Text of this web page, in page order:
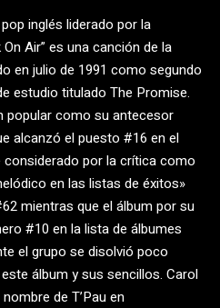
inglés liderado por la
Air” es una canción de la
en julio de 1991 como segundo
estudio titulado The Promise.
popular como su antecesor
alcanzó el puesto #16 en el
considerado por la crítica como
en las listas de éxitos»
mientras que el álbum por su
#10 en la lista de álbumes
el grupo se disolvió poco
álbum y sus sencillos. Carol
de T’Pau en